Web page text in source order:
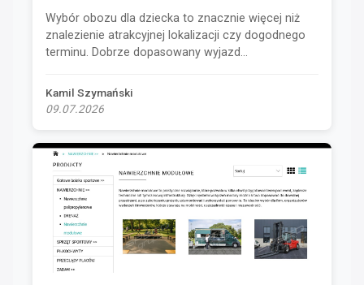
Wybór obozu dla dziecka to znacznie więcej niż
znalezienie atrakcyjnej lokalizacji czy dogodnego
terminu. Dobrze dopasowany wyjazd...
Kamil Szymański
09.07.2026